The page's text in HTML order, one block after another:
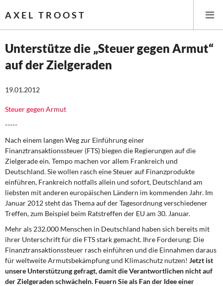
AXEL TROOST
Startseite
Themen
Leitlinien linker Wirtschafts- und Finanzpolitik
Wirtschaftspolitik
Steuer- und Finanzpolitik
Öffentliche Infrastruktur und Daseinsvorsorge
Eurokrise und Griechenland
DIE LINKE
Weitere Themen
Memo-Gruppe
Unterstütze die „Steuer gegen Armut“
auf der Zielgeraden
19.01.2012
Steuer gegen Armut
-----
Nach einem langen Weg zur Einführung einer
Finanztransaktionssteuer (FTS) biegen die Regierungen auf die
Zielgerade ein. Tempo machen vor allem Frankreich und
Deutschland. Sie wollen rasch eine Steuer auf Finanzprodukte
einführen, Frankreich notfalls allein und sofort, Deutschland am
liebsten mit anderen europäischen Ländern im kommenden Jahr. Im
Januar 2012 steht das Thema auf der Tagesordnung verschiedener
Treffen, zum Beispiel beim Ratstreffen der EU am 30. Januar.
Mehr als 232.000 Menschen in Deutschland haben sich bereits mit
ihrer Unterschrift für die FTS stark gemacht. Ihre Forderung: Die
Finanztransaktionssteuer rasch einführen und die Einnahmen daraus
für weltweite Armutsbekämpfung und Klimaschutz nutzen! Jetzt ist
unsere Unterstützung gefragt, damit die Verantwortlichen nicht auf
der Zielgeraden schwächeln. Feuern Sie als Fan der Idee einer